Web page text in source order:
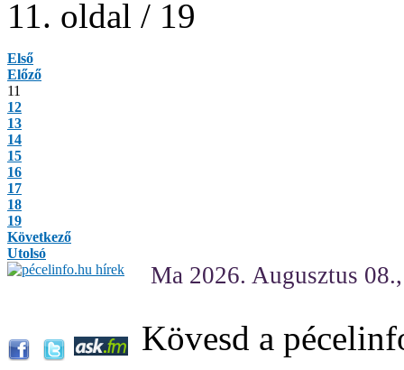
11. oldal / 19
Első
Előző
11
12
13
14
15
16
17
18
19
Következő
Utolsó
Ma 2026. Augusztus
Kövesd a